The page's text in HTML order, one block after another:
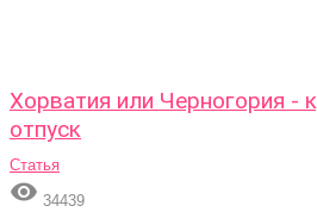
Хорватия или Черногория -
отпуск
Статья
 34439